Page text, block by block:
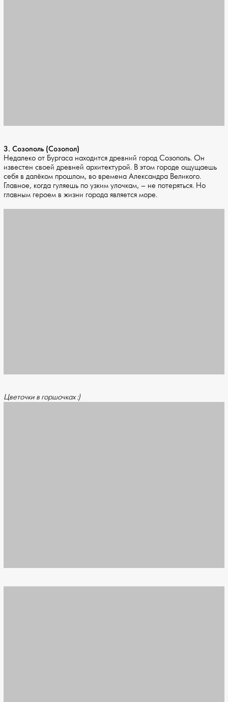
3. Созополь (Созопол)
Недалеко от Бургаса находится древний город Созополь. Он
известен своей древней архитектурой. В этом городе ощущаешь
себя в далёком прошлом, во времена Александра Великого.
Главное, когда гуляешь по узким улочкам, – не потеряться. Но
главным героем в жизни города является море.
Цветочки в горшочках :)